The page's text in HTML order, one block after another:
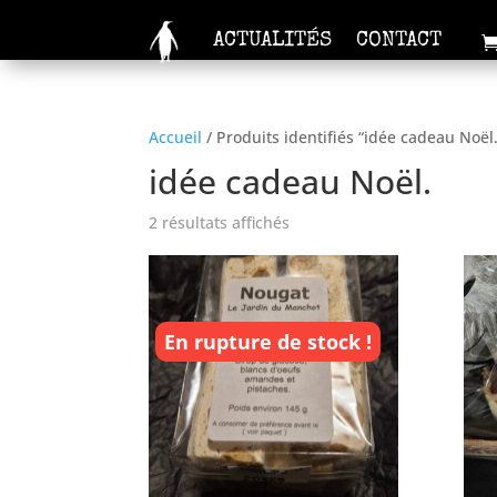
ACTUALITÉS CONTACT
Accueil / Produits identifiés “idée cadeau
idée cadeau Noël.
2 résultats affichés
En rupture de stock !